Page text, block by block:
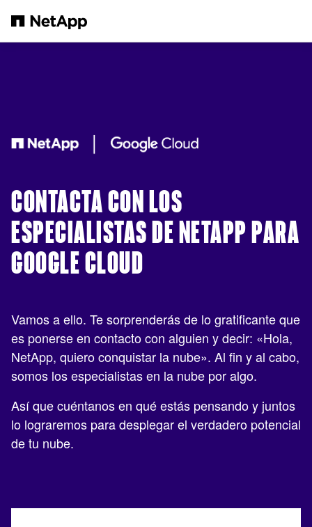
CONTACTA CON LOS
ESPECIALISTAS DE NETAPP PARA
GOOGLE CLOUD
Vamos a ello. Te sorprenderás de lo gratificante que
es ponerse en contacto con alguien y decir: «Hola,
NetApp, quiero conquistar la nube». Al fin y al cabo,
somos los especialistas en la nube por algo.
Así que cuéntanos en qué estás pensando y juntos
lo lograremos para desplegar el verdadero potencial
de tu nube.